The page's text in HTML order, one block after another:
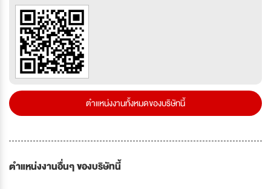
ตำแหน่งงานทั้งหมดของบริษัทนี้
ตำแหน่งงานอื่นๆ ของบริษัทนี้